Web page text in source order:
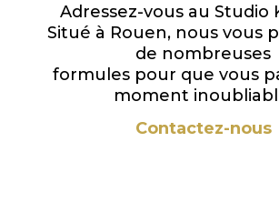
Adressez-vous au Studio
Situé à Rouen, nous vous
de nombreuses
formules pour que vous
moment
Contactez-nous